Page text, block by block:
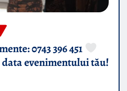
0743 396 451
evenimentului tău!